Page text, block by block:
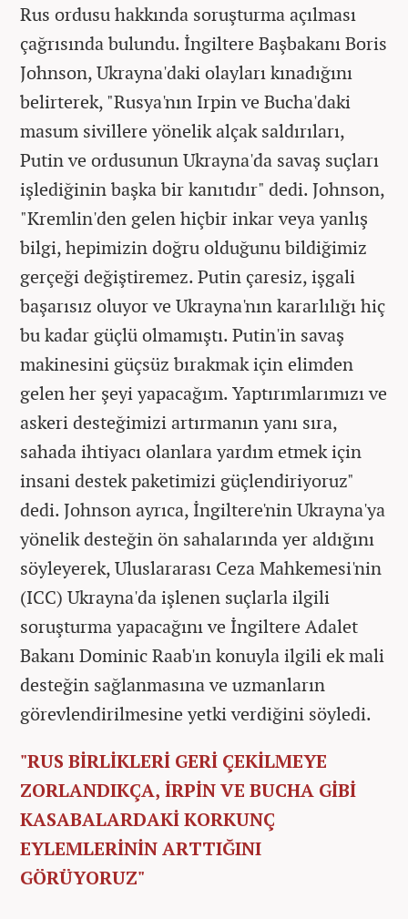
Rus ordusu hakkında soruşturma açılması
çağrısında bulundu. İngiltere Başbakanı Boris
Johnson, Ukrayna'daki olayları kınadığını
belirterek, "Rusya'nın Irpin ve Bucha'daki
masum sivillere yönelik alçak saldırıları,
Putin ve ordusunun Ukrayna'da savaş suçları
işlediğinin başka bir kanıtıdır" dedi. Johnson,
"Kremlin'den gelen hiçbir inkar veya yanlış
bilgi, hepimizin doğru olduğunu bildiğimiz
gerçeği değiştiremez. Putin çaresiz, işgali
başarısız oluyor ve Ukrayna'nın kararlılığı hiç
bu kadar güçlü olmamıştı. Putin'in savaş
makinesini güçsüz bırakmak için elimden
gelen her şeyi yapacağım. Yaptırımlarımızı ve
askeri desteğimizi artırmanın yanı sıra,
sahada ihtiyacı olanlara yardım etmek için
insani destek paketimizi güçlendiriyoruz"
dedi. Johnson ayrıca, İngiltere'nin Ukrayna'ya
yönelik desteğin ön sahalarında yer aldığını
söyleyerek, Uluslararası Ceza Mahkemesi'nin
(ICC) Ukrayna'da işlenen suçlarla ilgili
soruşturma yapacağını ve İngiltere Adalet
Bakanı Dominic Raab'ın konuyla ilgili ek mali
desteğin sağlanmasına ve uzmanların
görevlendirilmesine yetki verdiğini söyledi.
"RUS BİRLİKLERİ GERİ ÇEKİLMEYE
ZORLANDIKÇA, İRPİN VE BUCHA GİBİ
KASABALARDAKİ KORKUNÇ
EYLEMLERİNİN ARTTIĞINI
GÖRÜYORUZ"